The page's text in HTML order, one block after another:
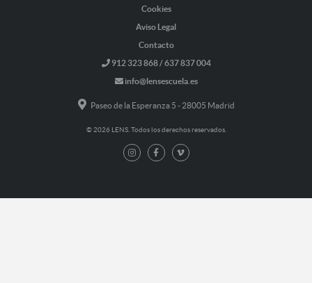
Cookies
Aviso Legal
Contacto
912 323 868 / 637 837 004
info@lensescuela.es
Paseo de la Esperanza 5 - 28005 Madrid
© 2026 LENS. Todos los derechos reservados.